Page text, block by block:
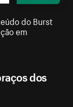
dos
do Burst
em